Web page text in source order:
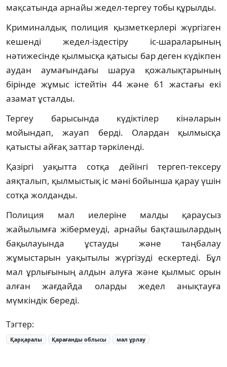
мақсатында арнайы жедел-тергеу тобы құрылды.
Криминалдық полиция қызметкерлері жүргізген
кешенді жедел-іздестіру іс-шараларының
нәтижесінде қылмысқа қатысы бар деген күдікпен
аудан аумағындағы шаруа қожалықтарының
бірінде жұмыс істейтін 44 және 61 жастағы екі
азамат ұсталды.
Тергеу барысында күдіктілер кінәларын
мойындап, жауап берді. Олардан қылмысқа
қатысты айғақ заттар тәркіленді.
Қазіргі уақытта сотқа дейінгі тергеп-тексеру
аяқталып, қылмыстық іс мәні бойынша қарау үшін
сотқа жолданды.
Полиция мал иелеріне малды қараусыз
жайылымға жібермеуді, арнайы бақташылардың
бақылауында ұстауды және таңбалау
жұмыстарын уақытылы жүргізуді ескертеді. Бұл
мал ұрлығының алдын алуға және қылмыс орын
алған жағдайда оларды жедел анықтауға
мүмкіндік береді.
Тэгтер:
Қарқаралы Қарағанды облысы мал ұрлау